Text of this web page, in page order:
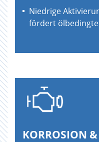
Niedrige
fördert
KORROSION &